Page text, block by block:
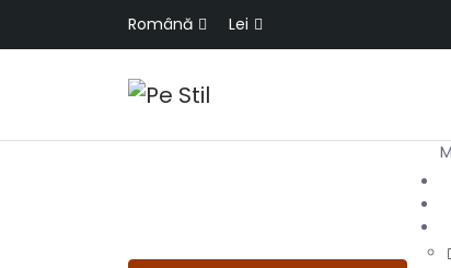
Română Lei